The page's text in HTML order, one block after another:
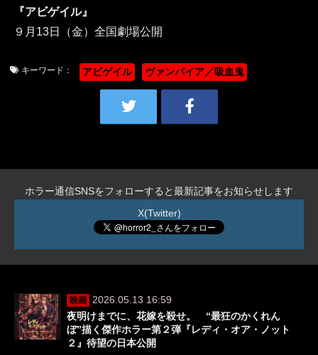
『アビゲイル』
９月13日（金）全国劇場公開
キーワード： アビゲイル ヴァンパイア／吸血鬼
ホラー通信SNSをフォローすると最新記事をお知らせします
X(Twitter)
映画
2026.05.13 16:59
夜明けまでに、花嫁を殺せ。 “最狂のかくれん
ぼ”描く傑作ホラー第２弾『レディ・オア・ノット
２』待望の日本公開